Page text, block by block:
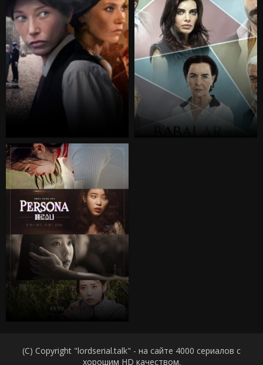
(C) Copyright "lordserial.talk" - на сайте 4000 сериалов с
хорошим HD качеством.